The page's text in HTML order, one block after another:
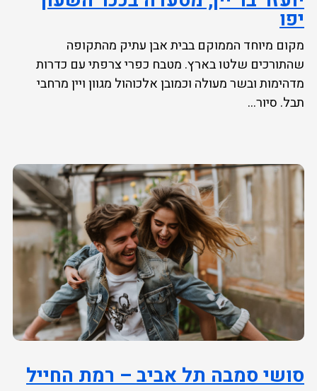
יפו
מקום מיוחד הממוקם בבית אבן עתיק מהתקופה
שהתורכים שלטו בארץ. מטבח כפרי צרפתי עם כדרות
מדהימות ובשר מעולה וכמובן אלכוהול מגוון ויין מרחבי
תבל. סיור...
סושי סמבה תל אביב – רמת החייל